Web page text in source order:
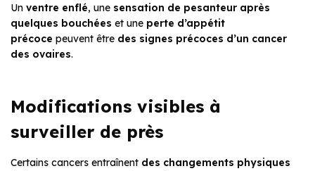
Un ventre enflé, une sensation de pesanteur après
quelques bouchées et une perte d’appétit
précoce peuvent être des signes précoces d’un cancer
des ovaires.
Modifications visibles à
surveiller de près
Certains cancers entraînent des changements physiques